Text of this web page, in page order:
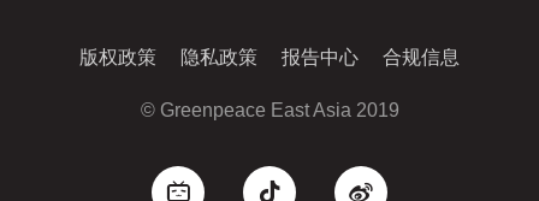
版权政策 隐私政策 报告中心 合规信息
© Greenpeace East Asia 2019